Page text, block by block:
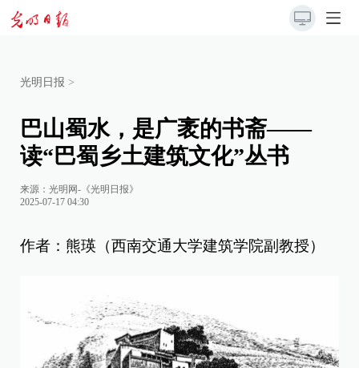
光明日报 >
巴山蜀水，是广袤的书斋——
读“巴蜀乡土建筑文化”丛书
来源： 光明网-《光明日报》
2025-07-17 04:30
作者：熊瑛（西南交通大学建筑学院副教授）